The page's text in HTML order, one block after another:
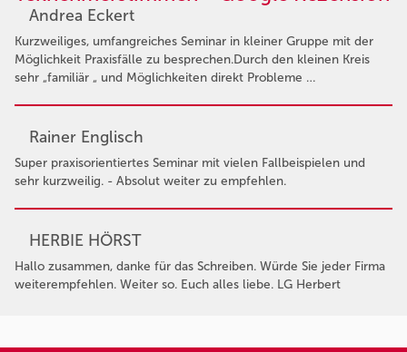
Andrea Eckert
Kurzweiliges, umfangreiches Seminar in kleiner Gruppe mit der
Möglichkeit Praxisfälle zu besprechen.Durch den kleinen Kreis
sehr „familiär „ und Möglichkeiten direkt Probleme …
Rainer Englisch
Super praxisorientiertes Seminar mit vielen Fallbeispielen und
sehr kurzweilig. - Absolut weiter zu empfehlen.
HERBIE HÖRST
Hallo zusammen, danke für das Schreiben. Würde Sie jeder Firma
weiterempfehlen. Weiter so. Euch alles liebe. LG Herbert